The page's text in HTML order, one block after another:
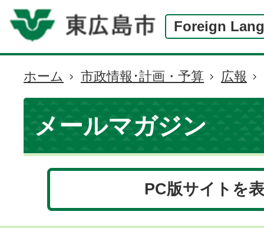
Foreign
現
在
位
置
ホーム 市政情報･計画・予算 広報
メールマガジン
PC版サイトを